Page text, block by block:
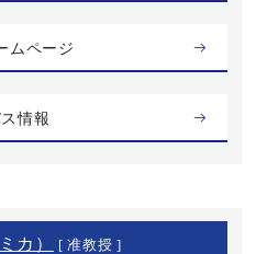
ムページ
情報
カ） [ 准教授 ]